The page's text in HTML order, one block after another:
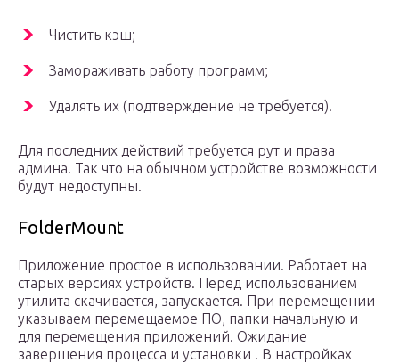
Чистить кэш;
Замораживать работу программ;
Удалять их (подтверждение не требуется).
Для последних действий требуется рут и права
админа. Так что на обычном устройстве возможности
будут недоступны.
FolderMount
Приложение простое в использовании. Работает на
старых версиях устройств. Перед использованием
утилита скачивается, запускается. При перемещении
указываем перемещаемое ПО, папки начальную и
для перемещения приложений. Ожидание
завершения процесса и установки . В настройках